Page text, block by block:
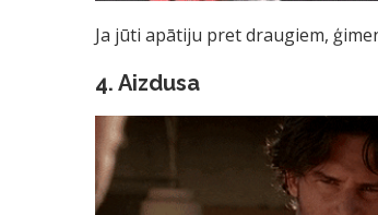
Ja jūti apātiju pret draugiem,
4. Aizdusa